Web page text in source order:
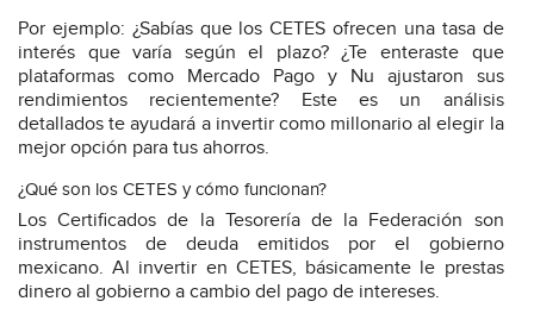
Por ejemplo: ¿Sabías que los CETES ofrecen una tasa de
interés que varía según el plazo? ¿Te enteraste que
plataformas como Mercado Pago y Nu ajustaron sus
rendimientos recientemente? Este es un análisis
detallados te ayudará a invertir como millonario al elegir la
mejor opción para tus ahorros.
¿Qué son los CETES y cómo funcionan?
Los Certificados de la Tesorería de la Federación son
instrumentos de deuda emitidos por el gobierno
mexicano. Al invertir en CETES, básicamente le prestas
dinero al gobierno a cambio del pago de intereses.